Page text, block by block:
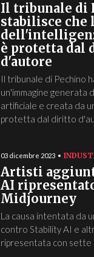
Il tribunale di
stabilisce che
è protetta dal
d'autore
Il tribunale di Pechino
un'immagine generata
artificiale e creata da
protetta dal diritto
03 dicembre 2023
Artisti
AI
Midjourney
La causa intentata da
contro Stability AI e
ripresentata con sette